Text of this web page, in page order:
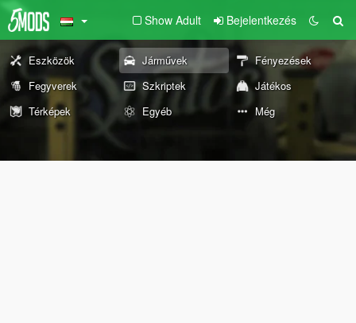
Show Adult Bejelentkezés
Eszközök Járművek
Fényezések
Fegyverek
Szkriptek
Játékos
Térképek
Egyéb Még